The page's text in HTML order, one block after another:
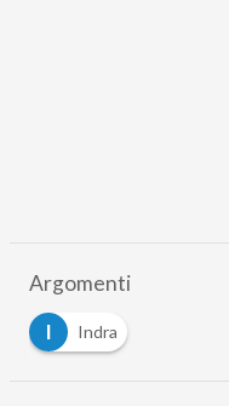
Argomenti
I
Indra